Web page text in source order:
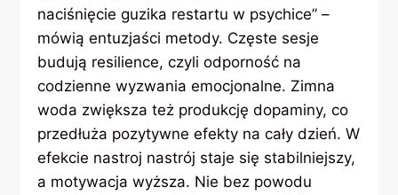
naciśnięcie guzika restartu w psychice” –
mówią entuzjaści metody. Częste sesje
budują resilience, czyli odporność na
codzienne wyzwania emocjonalne. Zimna
woda zwiększa też produkcję dopaminy, co
przedłuża pozytywne efekty na cały dzień. W
efekcie nastroj nastrój staje się stabilniejszy,
a motywacja wyższa. Nie bez powodu